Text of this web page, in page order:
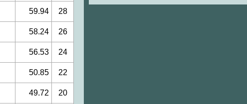
59.94 28
58.24 26
56.53 24
50.85 22
49.72 20